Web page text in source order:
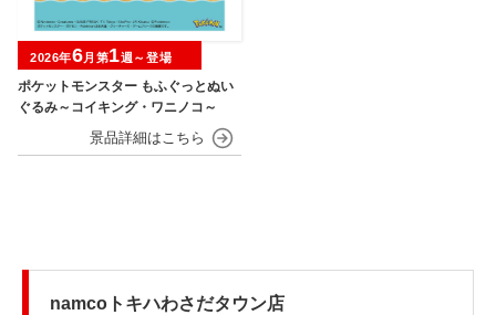
ポケットモンスター もふぐっとぬい
ぐるみ～コイキング・ワニノコ～
2026年6月第1週～登場
namcoトキハわさだタウン店